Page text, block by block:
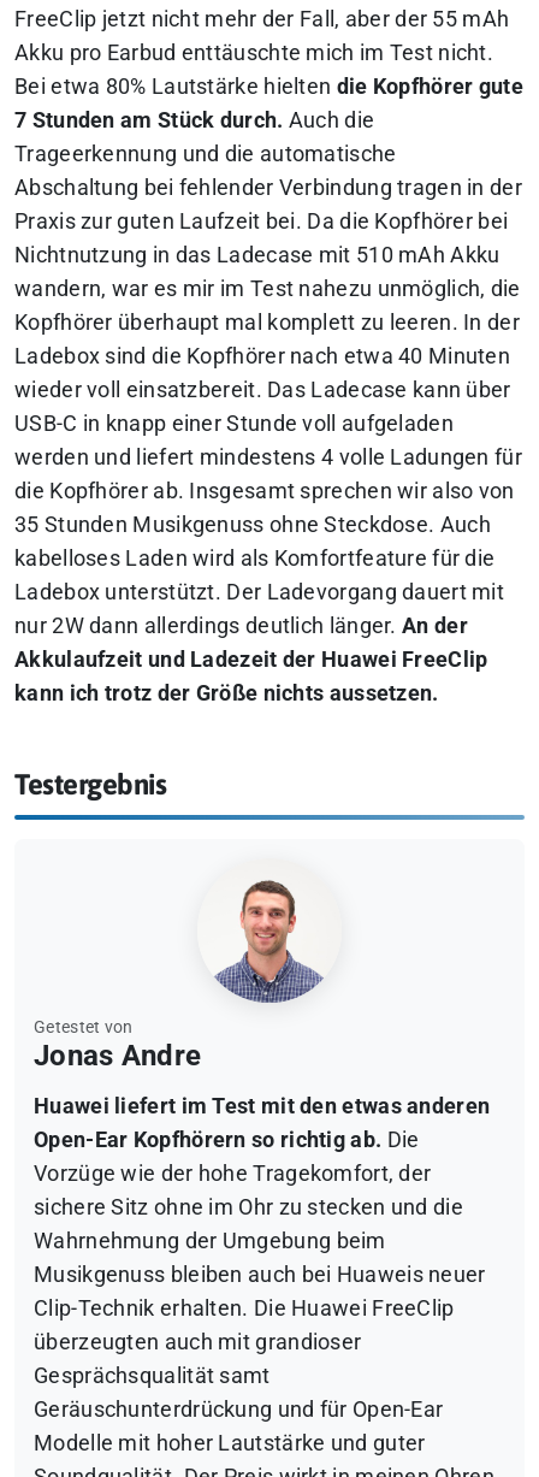
FreeClip jetzt nicht mehr der Fall, aber der 55 mAh
Akku pro Earbud enttäuschte mich im Test nicht.
Bei etwa 80% Lautstärke hielten die Kopfhörer gute
7 Stunden am Stück durch. Auch die
Trageerkennung und die automatische
Abschaltung bei fehlender Verbindung tragen in der
Praxis zur guten Laufzeit bei. Da die Kopfhörer bei
Nichtnutzung in das Ladecase mit 510 mAh Akku
wandern, war es mir im Test nahezu unmöglich, die
Kopfhörer überhaupt mal komplett zu leeren. In der
Ladebox sind die Kopfhörer nach etwa 40 Minuten
wieder voll einsatzbereit. Das Ladecase kann über
USB-C in knapp einer Stunde voll aufgeladen
werden und liefert mindestens 4 volle Ladungen für
die Kopfhörer ab. Insgesamt sprechen wir also von
35 Stunden Musikgenuss ohne Steckdose. Auch
kabelloses Laden wird als Komfortfeature für die
Ladebox unterstützt. Der Ladevorgang dauert mit
nur 2W dann allerdings deutlich länger. An der
Akkulaufzeit und Ladezeit der Huawei FreeClip
kann ich trotz der Größe nichts aussetzen.
Testergebnis
Getestet von
Jonas Andre
Huawei liefert im Test mit den etwas anderen
Open-Ear Kopfhörern so richtig ab. Die
Vorzüge wie der hohe Tragekomfort, der
sichere Sitz ohne im Ohr zu stecken und die
Wahrnehmung der Umgebung beim
Musikgenuss bleiben auch bei Huaweis neuer
Clip-Technik erhalten. Die Huawei FreeClip
überzeugten auch mit grandioser
Gesprächsqualität samt
Geräuschunterdrückung und für Open-Ear
Modelle mit hoher Lautstärke und guter